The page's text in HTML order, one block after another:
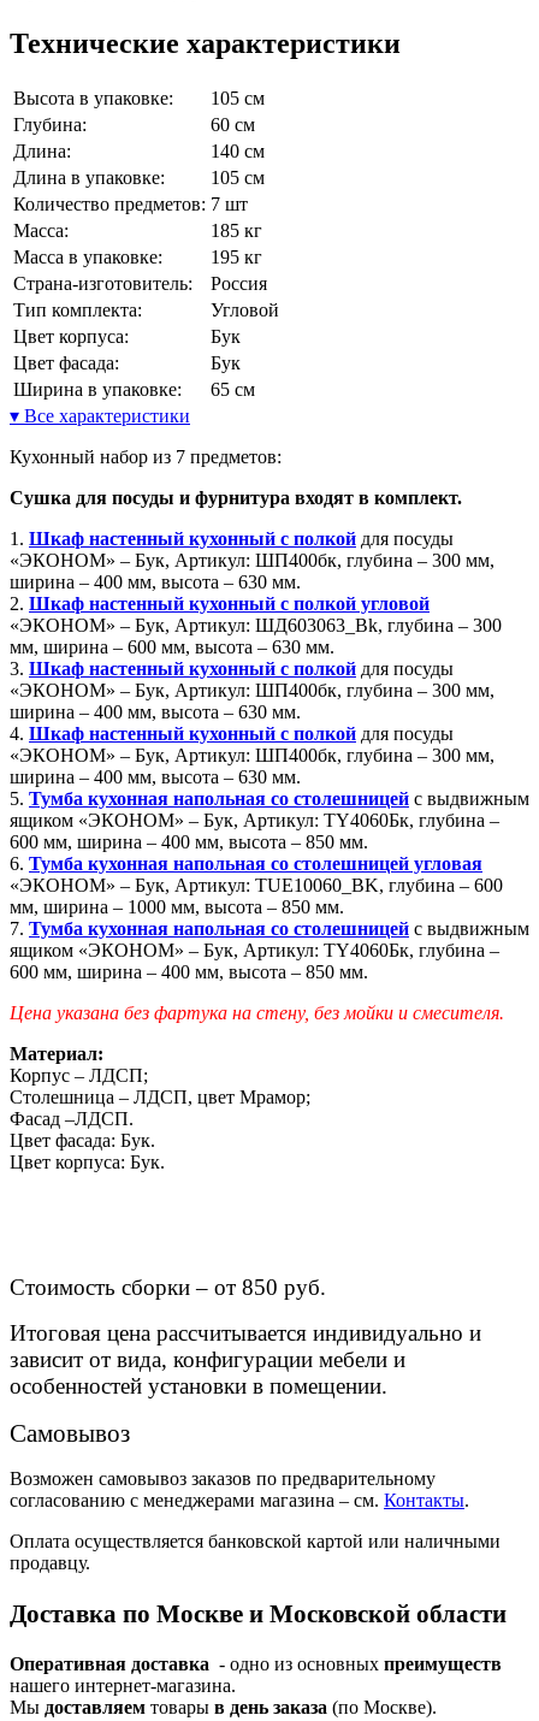
Технические характеристики
Высота в упаковке:
105 см
Глубина:
60 см
Длина:
140 см
Длина в упаковке:
105 см
Количество предметов: 7 шт
Масса:
185 кг
Масса в упаковке:
195 кг
Страна-изготовитель:
Россия
Тип комплекта:
Угловой
Цвет корпуса:
Бук
Цвет фасада:
Бук
Ширина в упаковке:
65 см
▾ Все характеристики
Кухонный набор из 7 предметов:
Сушка для посуды и фурнитура входят в комплект.
1. Шкаф настенный кухонный с полкой для посуды
«ЭКОНОМ» – Бук, Артикул: ШП400бк, глубина – 300 мм,
ширина – 400 мм, высота – 630 мм.
2. Шкаф настенный кухонный с полкой угловой
«ЭКОНОМ» – Бук, Артикул: ШД603063_Bk, глубина – 300
мм, ширина – 600 мм, высота – 630 мм.
3. Шкаф настенный кухонный с полкой для посуды
«ЭКОНОМ» – Бук, Артикул: ШП400бк, глубина – 300 мм,
ширина – 400 мм, высота – 630 мм.
4. Шкаф настенный кухонный с полкой для посуды
«ЭКОНОМ» – Бук, Артикул: ШП400бк, глубина – 300 мм,
ширина – 400 мм, высота – 630 мм.
5. Тумба кухонная напольная со столешницей с выдвижным
ящиком «ЭКОНОМ» – Бук, Артикул: TY4060Бк, глубина –
600 мм, ширина – 400 мм, высота – 850 мм.
6. Тумба кухонная напольная со столешницей угловая
«ЭКОНОМ» – Бук, Артикул: TUE10060_BK, глубина – 600
мм, ширина – 1000 мм, высота – 850 мм.
7. Тумба кухонная напольная со столешницей с выдвижным
ящиком «ЭКОНОМ» – Бук, Артикул: TY4060Бк, глубина –
600 мм, ширина – 400 мм, высота – 850 мм.
Цена указана без фартука на стену, без мойки и смесителя.
Материал:
Корпус – ЛДСП;
Столешница – ЛДСП, цвет Мрамор;
Фасад –ЛДСП.
Цвет фасада: Бук.
Цвет корпуса: Бук.
Стоимость сборки – от 850 руб.
Итоговая цена рассчитывается индивидуально и
зависит от вида, конфигурации мебели и
особенностей установки в помещении.
Самовывоз
Возможен самовывоз заказов по предварительному
согласованию с менеджерами магазина – см. Контакты.
Оплата осуществляется банковской картой или наличными
продавцу.
Доставка по Москве и Московской области
Оперативная доставка - одно из основных преимуществ
нашего интернет-магазина.
Мы доставляем товары в день заказа (по Москве).